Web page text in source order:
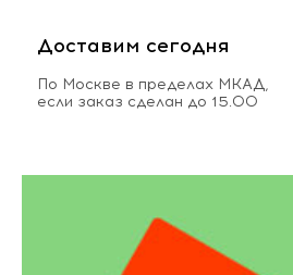
Доставим сегодня
По Москве в пределах МКАД,
если заказ сделан до 15.00